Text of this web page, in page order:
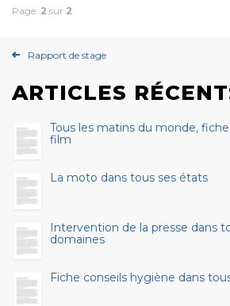
Page: 2 sur 2
Rapport de stage
ARTICLES
Tous les matins du monde,
film
La moto dans tous ses états
Intervention de la presse dans
domaines
Fiche conseils hygiène dans